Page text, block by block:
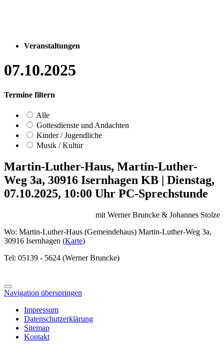
Veranstaltungen
07.10.2025
Termine filtern
Alle
Gottesdienste und Andachten
Kinder / Jugendliche
Musik / Kultur
Martin-Luther-Haus, Martin-Luther-
Weg 3a, 30916 Isernhagen KB | Dienstag,
07.10.2025, 10:00 Uhr PC-Sprechstunde
mit Werner Bruncke & Johannes Stolze
Wo: Martin-Luther-Haus (Gemeindehaus) Martin-Luther-Weg 3a,
30916 Isernhagen (Karte)
Tel: 05139 - 5624 (Werner Bruncke)
Navigation überspringen
Impressum
Datenschutzerklärung
Sitemap
Kontakt